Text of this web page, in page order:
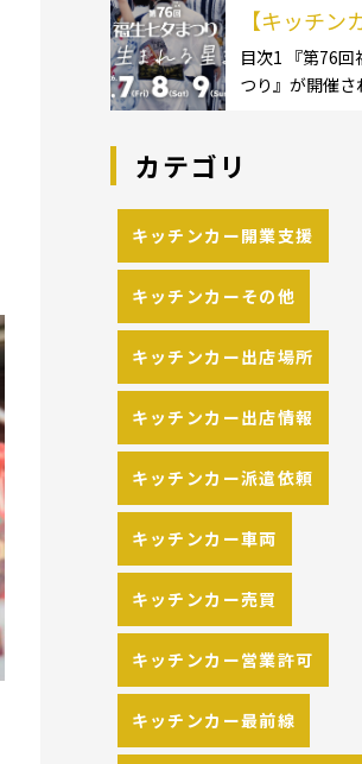
の流れや人
ーを解説
キッチンカー:
[小型キッチン
ック]1.1.3 [中型
【キッチン
ント情報】
生七夕まつ
目次1 『第76回
つり』が開催さ
りイベント！ 日
催されています
キッチンカーの
カテゴリ
キッチンカー開業支援
キッチンカーその他
キッチンカー出店場所
キッチンカー出店情報
キッチンカー派遣依頼
キッチンカー車両
キッチンカー売買
キッチンカー営業許可
キッチンカー最前線